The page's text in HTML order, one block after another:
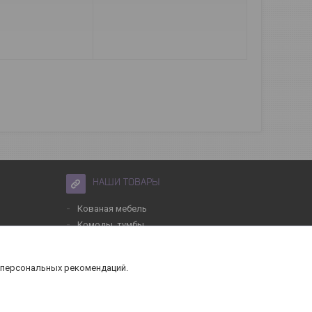
НАШИ ТОВАРЫ
Кованая мебель
Комоды, тумбы
рекомендаций.